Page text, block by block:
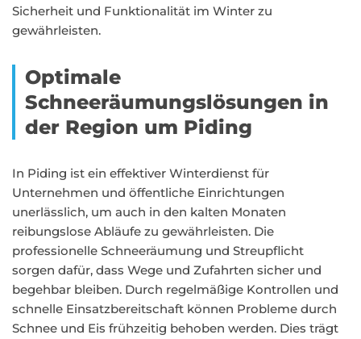
Sicherheit und Funktionalität im Winter zu
gewährleisten.
Optimale
Schneeräumungslösungen in
der Region um Piding
In Piding ist ein effektiver Winterdienst für
Unternehmen und öffentliche Einrichtungen
unerlässlich, um auch in den kalten Monaten
reibungslose Abläufe zu gewährleisten. Die
professionelle Schneeräumung und Streupflicht
sorgen dafür, dass Wege und Zufahrten sicher und
begehbar bleiben. Durch regelmäßige Kontrollen und
schnelle Einsatzbereitschaft können Probleme durch
Schnee und Eis frühzeitig behoben werden. Dies trägt